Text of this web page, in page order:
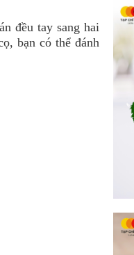
đều tay sang hai
bạn có thể đánh